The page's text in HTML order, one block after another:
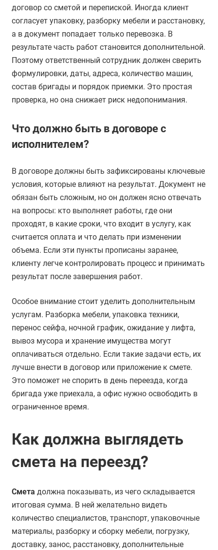
договор со сметой и перепиской. Иногда клиент
согласует упаковку, разборку мебели и расстановку,
а в документ попадает только перевозка. В
результате часть работ становится дополнительной.
Поэтому ответственный сотрудник должен сверить
формулировки, даты, адреса, количество машин,
состав бригады и порядок приемки. Это простая
проверка, но она снижает риск недопонимания.
Что должно быть в договоре с
исполнителем?
В договоре должны быть зафиксированы ключевые
условия, которые влияют на результат. Документ не
обязан быть сложным, но он должен ясно отвечать
на вопросы: кто выполняет работы, где они
проходят, в какие сроки, что входит в услугу, как
считается оплата и что делать при изменении
объема. Если эти пункты прописаны заранее,
клиенту легче контролировать процесс и принимать
результат после завершения работ.
Особое внимание стоит уделить дополнительным
услугам. Разборка мебели, упаковка техники,
перенос сейфа, ночной график, ожидание у лифта,
вывоз мусора и хранение имущества могут
оплачиваться отдельно. Если такие задачи есть, их
лучше внести в договор или приложение к смете.
Это поможет не спорить в день переезда, когда
бригада уже приехала, а офис нужно освободить в
ограниченное время.
Как должна выглядеть
смета на переезд?
Смета должна показывать, из чего складывается
итоговая сумма. В ней желательно видеть
количество специалистов, транспорт, упаковочные
материалы, разборку и сборку мебели, погрузку,
доставку, занос, расстановку, дополнительные